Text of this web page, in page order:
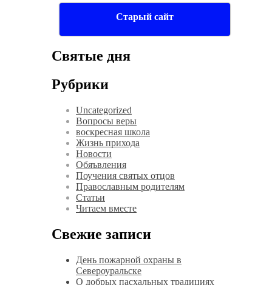
Старый сайт
Святые дня
Рубрики
Uncategorized
Вопросы веры
воскресная школа
Жизнь прихода
Новости
Обяъвления
Поучения святых отцов
Православным родителям
Статьи
Читаем вместе
Свежие записи
День пожарной охраны в
Североуральске
О добрых пасхальных традициях